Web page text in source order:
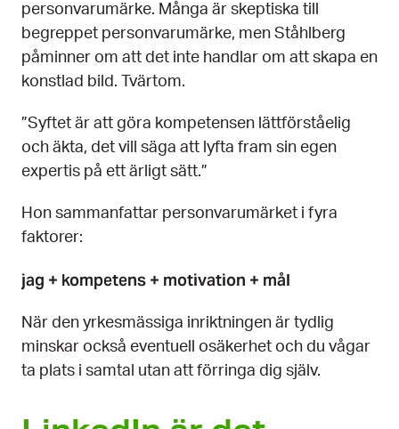
personvarumärke. Många är skeptiska till
begreppet personvarumärke, men Ståhlberg
påminner om att det inte handlar om att skapa en
konstlad bild. Tvärtom.
”Syftet är att göra kompetensen lättförståelig
och äkta, det vill säga att lyfta fram sin egen
expertis på ett ärligt sätt.”
Hon sammanfattar personvarumärket i fyra
faktorer:
jag + kompetens + motivation + mål
När den yrkesmässiga inriktningen är tydlig
minskar också eventuell osäkerhet och du vågar
ta plats i samtal utan att förringa dig själv.